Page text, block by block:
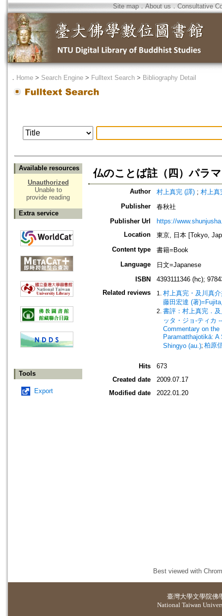
Site map．About us ． Consultative
． Home > Search Engine > Fulltext Search > Bibliography Detail
Available resources
Unauthorized
Unable to
provide reading
Extra service
Tools
Export
仏のことば註（四）パラ
Author 村上真完 (譯) ; 村上真
Publisher
春秋社
Publisher Url
https://
Location
東京, 日本 [Tokyo,
Content type
書籍=Book
Language
日文=Japanese
ISBN
4393111346 (hc);
Related reviews
村上真完・及川真
藤田宏達 (著
書評：村上真完．
ッタ・ジョ-ティカ
Commentary on
Paramatthajotikā:
Shingyo (au.); 柏原
Hits
673
Created date
2009.07.17
Modified date
2022.01.20
Best viewed with
臺灣大學文學院佛
National Taiwan